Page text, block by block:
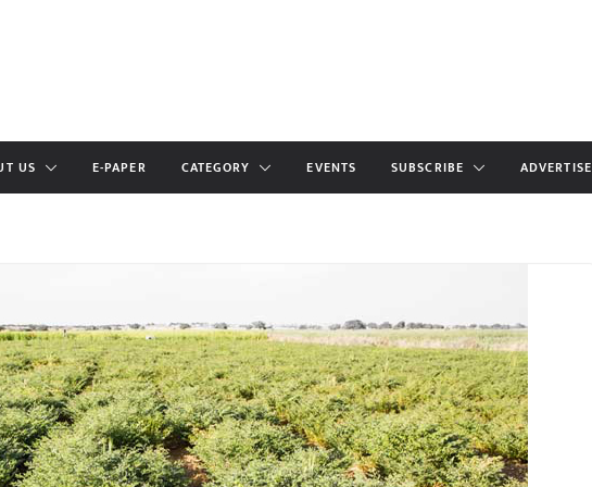
US E-PAPER CATEGORY EVENTS SUBSCRIBE ADVERTISE